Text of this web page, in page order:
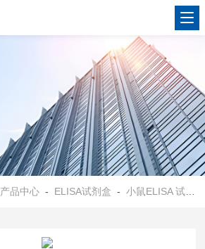
产品中心 - ELISA试剂盒 -小鼠ELISA 试剂盒